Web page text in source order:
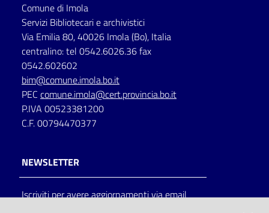
Seguici
su
Catalogo
Comune di Imola
Servizi Bibliotecari e archivistici
Via Emilia 80, 40026 Imola (Bo), Italia
centralino: tel 0542.6026.36 fax
0542.602602
bim@comune.imola.bo.it
PEC comune.imola@cert.provincia.bo.it
P.IVA 00523381200
C.F. 00794470377
NEWSLETTER
Iscriviti per avere aggiornamenti via email